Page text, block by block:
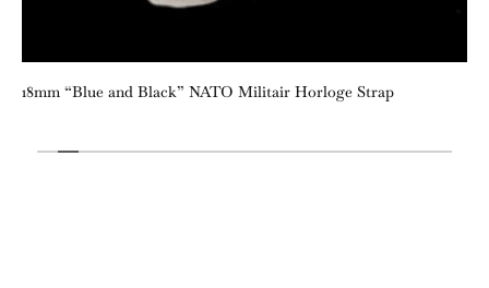
18mm “Blue and Black” NATO Militair Horloge Strap